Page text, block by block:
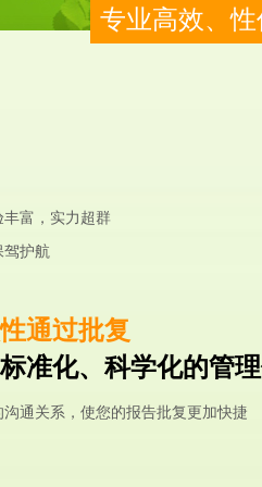
专业高效、
富，实力超群
驾护航
通过批复
准化、科学化的管
通关系，使您的报告批复更加快捷